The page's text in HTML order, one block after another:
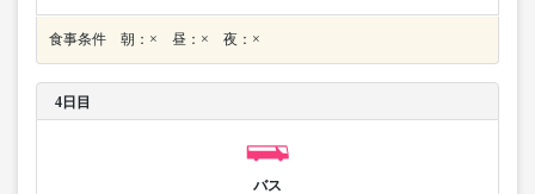
食事条件 朝：× 昼：× 夜：×
4日目
バス